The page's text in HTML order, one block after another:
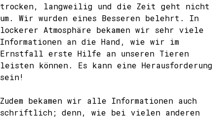
trocken, langweilig und die Zeit geht nicht
um. Wir wurden eines Besseren belehrt. In
lockerer Atmosphäre bekamen wir sehr viele
Informationen an die Hand, wie wir im
Ernstfall erste Hilfe an unseren Tieren
leisten können. Es kann eine Herausforderung
sein!
Zudem bekamen wir alle Informationen auch
schriftlich; denn, wie bei vielen anderen